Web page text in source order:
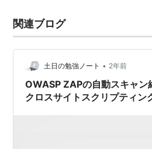
関連ブログ
土日の勉強ノート • 2年前
OWASP ZAPの自動スキャン
クロスサイトスクリプティン